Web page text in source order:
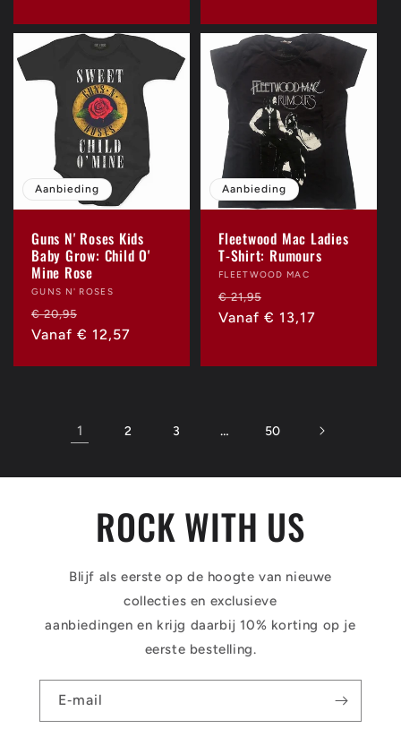
Aanbieding
Guns N' Roses Kids
Baby Grow: Child O'
Mine Rose
Verkoper:
GUNS N' ROSES
Normale
prijs
€ 20,95
Vanaf € 12,57
Aanbieding
Fleetwood Mac Ladies
T-Shirt: Rumours
Verkoper:
FLEETWOOD MAC
Normale
prijs
€ 21,95
Vanaf € 13,17
1 2 3 … 50
ROCK WITH US
Blijf als eerste op de hoogte van nieuwe
collecties en exclusieve
aanbiedingen en krijg daarbij 10% korting op je
eerste bestelling.
E‑mail